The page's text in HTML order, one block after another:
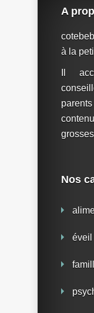
A
à la
Il
Nos
éveil